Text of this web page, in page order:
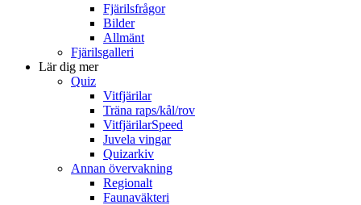
Fjärilsfrågor
Bilder
Allmänt
Fjärilsgalleri
Lär dig mer
Quiz
Vitfjärilar
Träna raps/kål/rov
VitfjärilarSpeed
Juvela vingar
Quizarkiv
Annan övervakning
Regionalt
Faunaväkteri